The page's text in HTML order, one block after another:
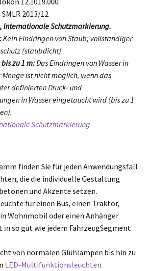
2013/12
Internationale Schutzmarkierung.
Kein Eindringen von Staub; vollständiger
(staubdicht)
zu 1 m:Das Eindringen von Wasser in
ist nicht möglich, wenn das
definierten Druck- und
in Wasser eingetaucht wird (bis zu 1
Schutzmarkierung
finden Sie für jeden Anwendungsfall
die die individuelle Gestaltung
und Akzente setzen.
für einen Bus, einen Traktor,
Wohnmobil oder einen Anhänger
in so gut wie jedem FahrzeugSegment
von normalen Glühlampen bis hin zu
LED-Multifunktionsleuchten.